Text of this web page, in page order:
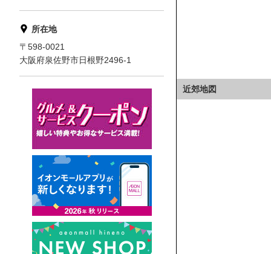
近郊地図
所在地
〒598-0021
大阪府泉佐野市日根野2496-1